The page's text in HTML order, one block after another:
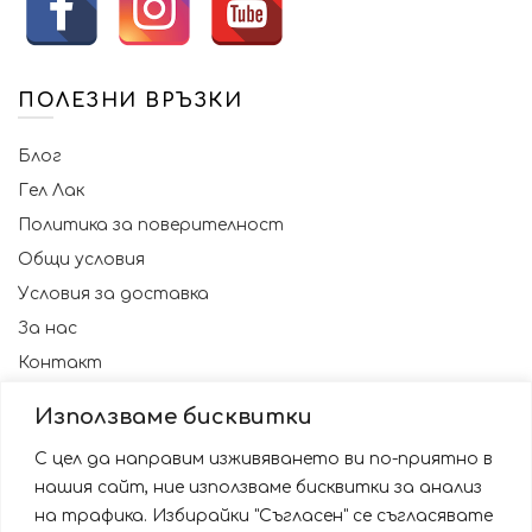
Използваме бисквитки
С цел да направим изживяването ви по-приятно в
нашия сайт, ние използваме бисквитки за анализ
на трафика. Избирайки "Съгласен" се съгласявате
ПОЛЕЗНИ ВРЪЗКИ
Блог
Гел Лак
Политика за поверителност
Общи условия
Условия за доставка
За нас
Контакт